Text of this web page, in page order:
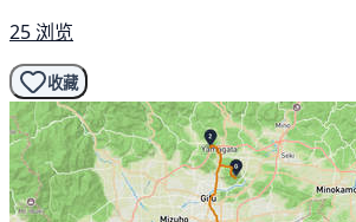
25 浏览
收藏